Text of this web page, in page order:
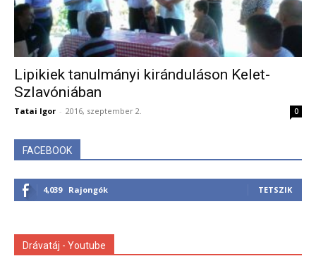
Lipikiek tanulmányi kiránduláson Kelet-
Szlavóniában
Tatai Igor - 2016, szeptember 2. 0
FACEBOOK
4,039 Rajongók TETSZIK
Drávatáj - Youtube